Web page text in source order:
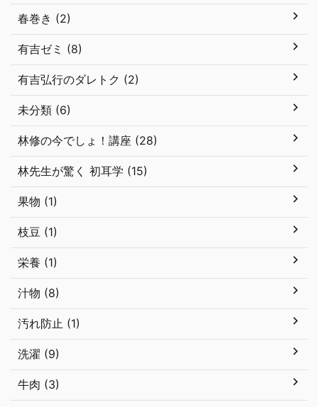
春巻き (2)
有吉ゼミ (8)
有吉弘行のダレトク (2)
未分類 (6)
林修の今でしょ！講座 (28)
林先生が驚く 初耳学 (15)
果物 (1)
枝豆 (1)
栄養 (1)
汁物 (8)
汚れ防止 (1)
洗濯 (9)
牛肉 (3)